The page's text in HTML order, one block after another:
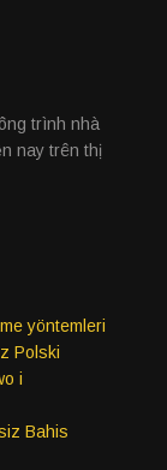
trình nhà
nay trên thị
yöntemleri
Polski
i
Bahis